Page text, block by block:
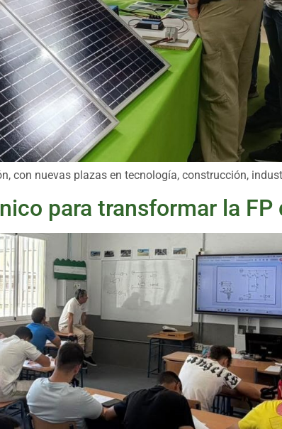
con nuevas plazas en tecnología, construcción,
para transformar la FP